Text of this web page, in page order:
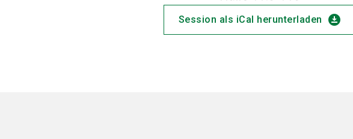
Session als iCal herunterladen download_for_offline